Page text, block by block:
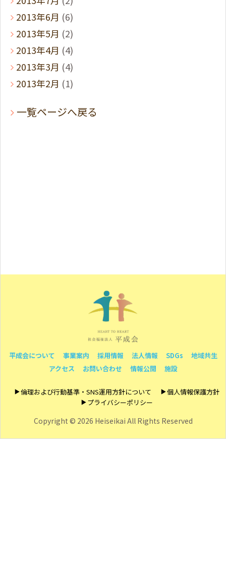
2013年6月 (6)
2013年5月 (2)
2013年4月 (4)
2013年3月 (4)
2013年2月 (1)
一覧ページへ戻る
平成会について 事業案内 採用情報 法人情報 SDGs
地域共生
アクセス
お問い合わせ 情報公開 施設
倫理および行動基準・SNS運用方針について
個人情報保護方針
プライバシーポリシー
Copyright © 2026 Heiseikai All Rights Reserved